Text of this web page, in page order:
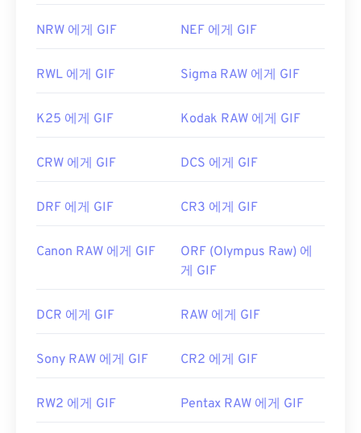
NRW 에게 GIF NEF 에게 GIF
RWL 에게 GIF Sigma RAW 에게 GIF
K25 에게 GIF Kodak RAW 에게 GIF
CRW 에게 GIF DCS 에게 GIF
DRF 에게 GIF CR3 에게 GIF
Canon RAW 에게 GIF
ORF (Olympus Raw) 에
게 GIF
DCR 에게 GIF RAW 에게 GIF
Sony RAW 에게 GIF CR2 에게 GIF
RW2 에게 GIF Pentax RAW 에게 GIF